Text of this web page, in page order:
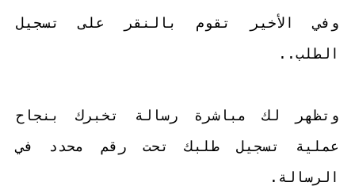
وفي الأخير تقوم بالنقر على تسجيل
الطلب..
وتظهر لك مباشرة رسالة تخبرك بنجاح
عملية تسجيل طلبك تحت رقم محدد في
الرسالة.